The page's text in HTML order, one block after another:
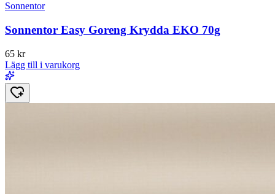
Sonnentor
Sonnentor Easy Goreng Krydda EKO 70g
65 kr
Lägg till i varukorg